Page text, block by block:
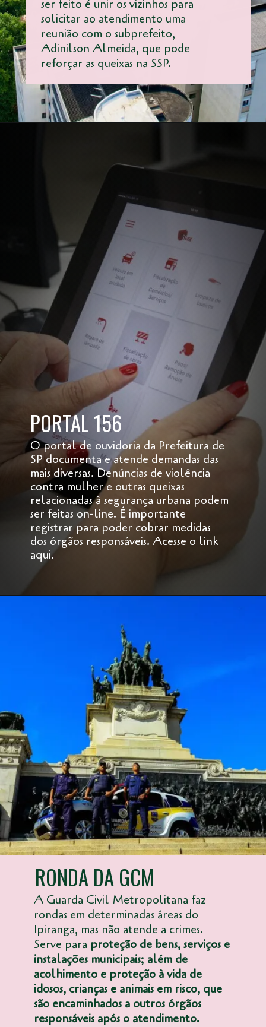
ser feito é unir os vizinhos para
solicitar ao atendimento uma
reunião com o subprefeito,
Adinilson Almeida, que pode
reforçar as queixas na SSP.
PORTAL 156
O portal de ouvidoria da Prefeitura de
SP documenta e atende demandas das
mais diversas. Denúncias de violência
contra mulher e outras queixas
relacionadas à segurança urbana podem
ser feitas on-line. É importante
registrar para poder cobrar medidas
dos órgãos responsáveis. Acesse o link
aqui.
RONDA DA GCM
A Guarda Civil Metropolitana faz
rondas em determinadas áreas do
Ipiranga, mas não atende a crimes.
Serve para proteção de bens, serviços e
instalações municipais; além de
acolhimento e proteção à vida de
idosos, crianças e animais em risco, que
são encaminhados a outros órgãos
responsáveis após o atendimento.